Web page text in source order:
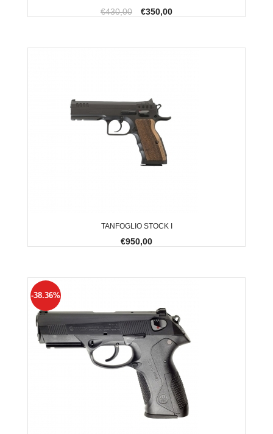
€430,00 €350,00
TANFOGLIO STOCK I
€950,00
-38.36%